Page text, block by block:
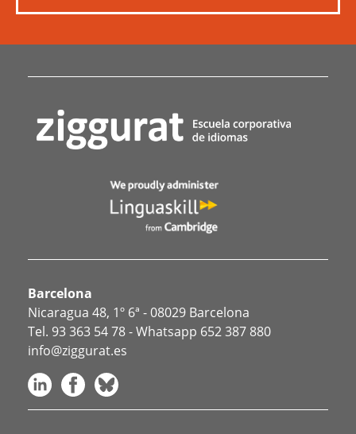
Barcelona
Nicaragua 48, 1º 6ª - 08029 Barcelona
Tel. 93 363 54 78- Whatsapp 652 387 880
info@ziggurat.es